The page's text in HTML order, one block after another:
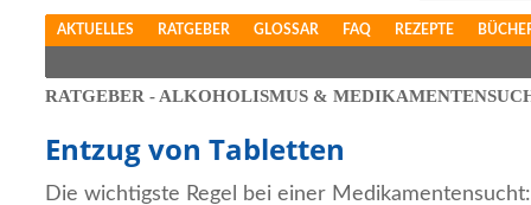
AKTUELLES RATGEBER GLOSSAR FAQ REZEPTE
RATGEBER - ALKOHOLISMUS &
Entzug von Tabletten
Die wichtigste Regel bei einer